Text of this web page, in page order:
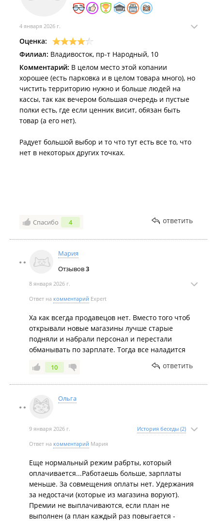
Кассир впал в ступор и пошел консультироваться со
старшей сотрудницей, после чего они оба решили
мне истолковать, что якобы электронный паспорт
не может использоваться для подтверждения
личности при покупке алкоголя, заявив мне это в
устной форме с явным упреком в «невежестве» -
офигенная клиентоориентированность.
Оскорбившись ушел и купил у их конкурентов в том
же ТЦ, однако жалобу через форму обратной связи
оставил, на которую до сих пор не реагируют. Если
так продолжится, направлю жалобу в
Роспотребнадзор, пускай разбираются с их
конторой.
Дата посещения:14.02.2026
4 января 2026 г.
Оценка:
Филиал: Владивосток, пр-т Народный, 10
Комментарий: В целом место этой копании
хорошее (есть парковка и в целом товара много), но
чистить территорию нужно и больше людей на
кассы, так как вечером большая очередь и пустые
полки есть, где если ценник висит, обязан быть
товар (а его нет).
Радует большой выбор и то что тут есть все то, что
нет в некоторых других точках.
Спасибо 4 ответить
Мария
Отзывов3
8 января 2026 г.
Ответ на комментарий Expert
Ха как всегда продавецов нет. Вместо того чтоб
открывали новые магазины лучше старые
подняли и набрали персонал и перестали
обманывать по зарплате. Тогда все наладится
10 ответить
Ольга
9 января 2026 г. История беседы (2)
Ответ на комментарий Мария
Еще нормальный режим рабрты, который
оплачивается...Работаешь больше, зарплаты
меньше. За совмещения оплаты нет. Удержания
за недостачи (которые из магазина воруют).
Премии не выплачиваются, если план не
выполнен (а план каждый раз повыгается -